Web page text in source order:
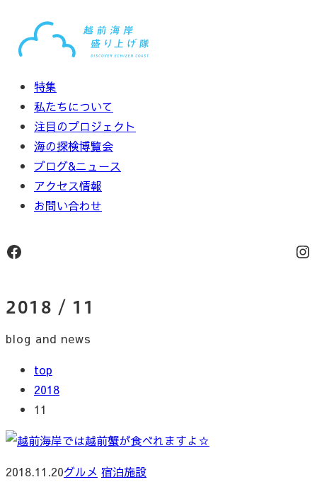
特集
私たちについて
注目のプロジェクト
海の探検博覧会
ブログ&ニュース
アクセス情報
お問い合わせ
Facebook
2018 / 11
blog and news
top
2018
11
2018.11.20グルメ 宿泊施設